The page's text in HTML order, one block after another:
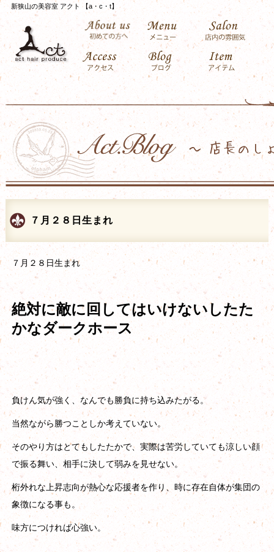
新狭山の美容室 アクト 【a・c・t】
７月２８日生まれ
７月２８日生まれ
絶対に敵に回してはいけないしたた
かなダークホース
負けん気が強く、なんでも勝負に持ち込みたがる。
当然ながら勝つことしか考えていない。
そのやり方はとてもしたたかで、実際は苦労していても涼しい顔
で振る舞い、相手に決して弱みを見せない。
桁外れな上昇志向が熱心な応援者を作り、時に存在自体が集団の
象徴になる事も。
味方につければ心強い。